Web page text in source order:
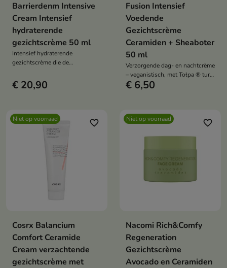
Barrierdenm Intensive
Cream Intensief
hydraterende
gezichtscrème 50 ml
Intensief hydraterende
gezichtscrème die de
de huid zacht en comfortabel
maakt.
€ 20,90
Fusion Intensief
Voedende
Gezichtscrème
Ceramiden + Sheaboter
50 ml
Verzorgende dag- en nachtcrème
– veganistisch, met Tołpa ® turf,
ceramiden en plantenboters,
€ 6,50
Niet op voorraad favorite_border
Cosrx Balancium
Comfort Ceramide
Cream verzachtende
gezichtscrème met
Niet op voorraad favorite_border
Nacomi Rich&Comfy
Regeneration
Gezichtscrème
Avocado en Ceramiden